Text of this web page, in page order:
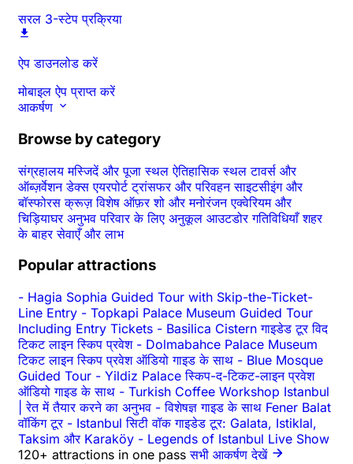
सरल 3-स्टेप प्रक्रिया
ऐप डाउनलोड करें
मोबाइल ऐप प्राप्त करें
आकर्षण
Browse by category
संग्रहालयमस्जिदें और पूजा स्थलऐतिहासिक स्थलटावर्स और
ऑब्ज़र्वेशन डेक्सएयरपोर्ट ट्रांसफर और परिवहनसाइटसीइंग और
बॉस्फोरस क्रूज़विशेष ऑफ़रशो और मनोरंजनएक्वेरियम और
चिड़ियाघर अनुभवपरिवार के लिए अनुकूल आउटडोर गतिविधियाँशहर
के बाहरसेवाएँ और लाभ
Popular attractions
- Hagia Sophia Guided Tour with Skip-the-Ticket-
Line Entry - Topkapi Palace Museum Guided Tour
Including Entry Tickets - Basilica Cistern गाइडेड टूर विद
टिकट लाइन स्किप प्रवेश - Dolmabahce Palace Museum
टिकट लाइन स्किप प्रवेश ऑडियो गाइड के साथ - Blue Mosque
Guided Tour - Yildiz Palace स्किप-द-टिकट-लाइन प्रवेश
ऑडियो गाइड के साथ - Turkish Coffee Workshop Istanbul
| रेत में तैयार करने का अनुभव - विशेषज्ञ गाइड के साथ Fener Balat
वॉकिंग टूर - Istanbul सिटी वॉक गाइडेड टूर: Galata, Istiklal,
Taksim और Karaköy - Legends of Istanbul Live Show
120+ attractions in one pass सभी आकर्षण देखें